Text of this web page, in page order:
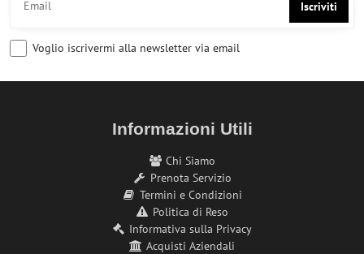
Iscriviti
Voglio iscrivermi alla newsletter via email
Informazioni Utili
Chi Siamo
Prenota Servizio
Termini e Condizioni
Politica di Reso
Informativa sulla Privacy
Acquisti Aziendali